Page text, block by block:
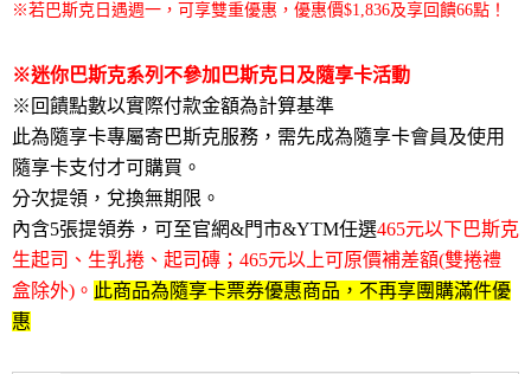
※若巴斯克日遇週一，可享雙重優惠，優惠價$1,836及享回饋66點！
※迷你巴斯克系列不參加巴斯克日及隨享卡活動
※回饋點數以實際付款金額為計算基準
此為隨享卡專屬寄巴斯克服務，需先成為隨享卡會員及使用
隨享卡支付才可購買。
分次提領，兌換無期限。
內含5張提領券，可至官網&門市&YTM任選465元以下巴斯克
生起司、生乳捲、起司磚；465元以上可原價補差額(雙捲禮
盒除外)。 此商品為隨享卡票券優惠商品，不再享團購滿件優
惠